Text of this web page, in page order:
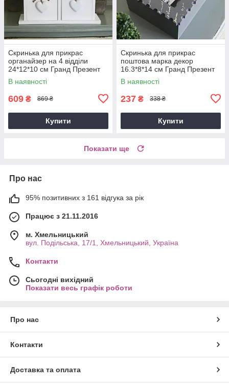
Скринька для прикрас
органайзер на 4 відділи
24*12*10 см Гранд Презент
178530
В наявності
609 ₴ 869 ₴
Купити
Скринька для прикрас
поштова марка декор
16.3*8*14 см Гранд Презент
GM81-3559
В наявності
237 ₴ 338 ₴
Купити
Показати ще
Про нас
95% позитивних з 161 відгука за рік
Працює з 21.11.2016
м. Хмельницький
вул. Подільська, 17/1, Хмельницький, Україна
Контакти
Сьогодні вихідний
Показати весь графік роботи
Про нас
Контакти
Доставка та оплата